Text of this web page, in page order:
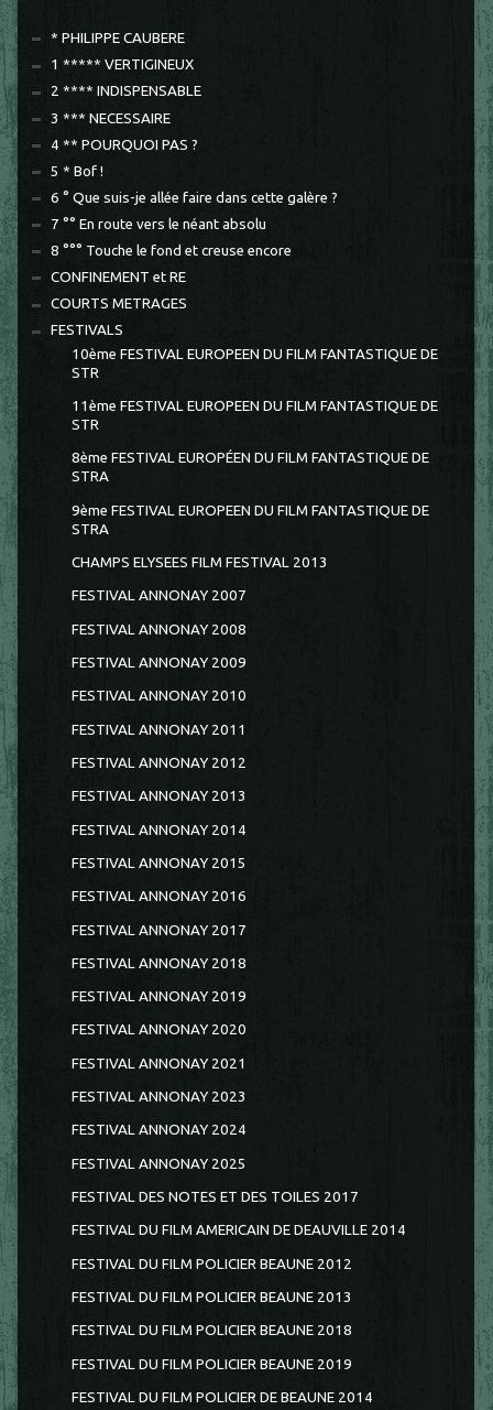
* PHILIPPE CAUBERE
1 ***** VERTIGINEUX
2 **** INDISPENSABLE
3 *** NECESSAIRE
4 ** POURQUOI PAS ?
5 * Bof !
6 ° Que suis-je allée faire dans cette galère ?
7 °° En route vers le néant absolu
8 °°° Touche le fond et creuse encore
CONFINEMENT et RE
COURTS METRAGES
FESTIVALS
10ème FESTIVAL EUROPEEN DU FILM FANTASTIQUE DE
STR
11ème FESTIVAL EUROPEEN DU FILM FANTASTIQUE DE
STR
8ème FESTIVAL EUROPÉEN DU FILM FANTASTIQUE DE
STRA
9ème FESTIVAL EUROPEEN DU FILM FANTASTIQUE DE
STRA
CHAMPS ELYSEES FILM FESTIVAL 2013
FESTIVAL ANNONAY 2007
FESTIVAL ANNONAY 2008
FESTIVAL ANNONAY 2009
FESTIVAL ANNONAY 2010
FESTIVAL ANNONAY 2011
FESTIVAL ANNONAY 2012
FESTIVAL ANNONAY 2013
FESTIVAL ANNONAY 2014
FESTIVAL ANNONAY 2015
FESTIVAL ANNONAY 2016
FESTIVAL ANNONAY 2017
FESTIVAL ANNONAY 2018
FESTIVAL ANNONAY 2019
FESTIVAL ANNONAY 2020
FESTIVAL ANNONAY 2021
FESTIVAL ANNONAY 2023
FESTIVAL ANNONAY 2024
FESTIVAL ANNONAY 2025
FESTIVAL DES NOTES ET DES TOILES 2017
FESTIVAL DU FILM AMERICAIN DE DEAUVILLE 2014
FESTIVAL DU FILM POLICIER BEAUNE 2012
FESTIVAL DU FILM POLICIER BEAUNE 2013
FESTIVAL DU FILM POLICIER BEAUNE 2018
FESTIVAL DU FILM POLICIER BEAUNE 2019
FESTIVAL DU FILM POLICIER DE BEAUNE 2014